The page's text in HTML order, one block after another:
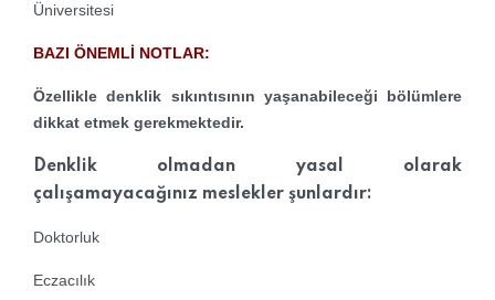
Üniversitesi
BAZI ÖNEMLİ NOTLAR:
Özellikle denklik sıkıntısının yaşanabileceği bölümlere
dikkat etmek gerekmektedir.
Denklik olmadan yasal olarak
çalışamayacağınız meslekler şunlardır:
Doktorluk
Eczacılık